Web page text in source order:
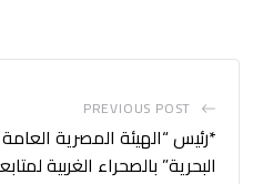
PREVIOUS POST
*رئيس “الهيئة المصرية
البحرية” بالصحراء الغربية